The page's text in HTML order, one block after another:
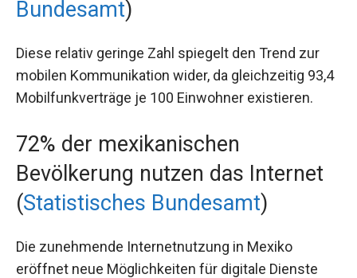
Bundesamt)
Diese relativ geringe Zahl spiegelt den Trend zur
mobilen Kommunikation wider, da gleichzeitig 93,4
Mobilfunkverträge je 100 Einwohner existieren.
72% der mexikanischen
Bevölkerung nutzen das Internet
(Statistisches Bundesamt)
Die zunehmende Internetnutzung in Mexiko
eröffnet neue Möglichkeiten für digitale Dienste